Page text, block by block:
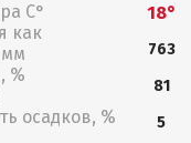
С°
как
%
осадков, %
18°
763
81
5